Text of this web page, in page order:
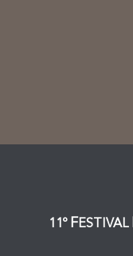
11º FESTIVAL